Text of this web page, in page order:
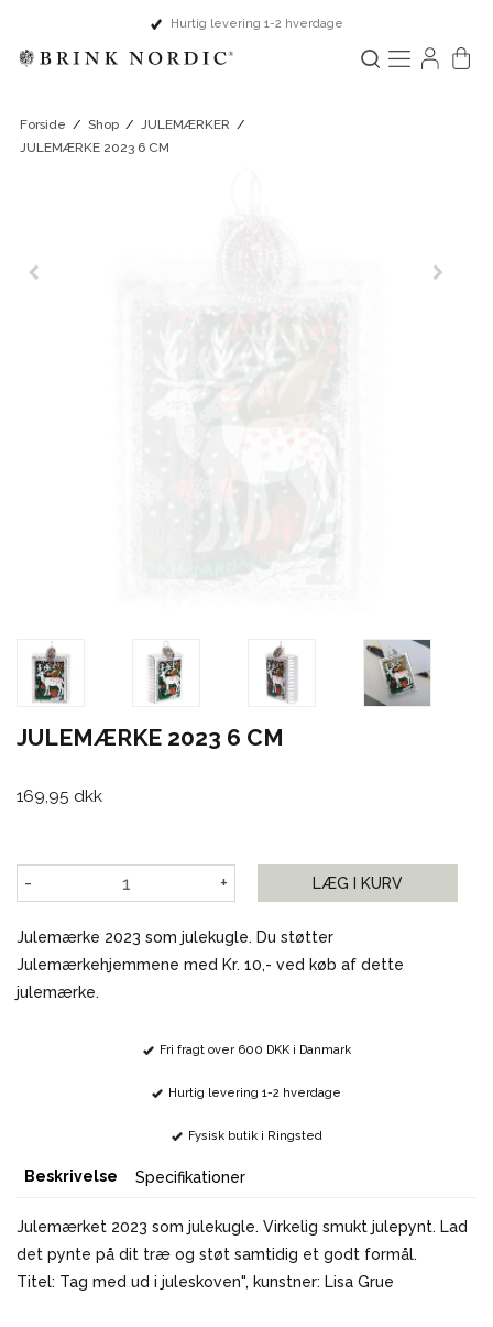
Hurtig levering 1-2 hverdage
Forside / Shop / JULEMÆRKER /
JULEMÆRKE 2023 6 CM
JULEMÆRKE 2023 6 CM
169,95 dkk
- + LÆG I KURV
Julemærke 2023 som julekugle. Du støtter
Julemærkehjemmene med Kr. 10,- ved køb af dette
julemærke.
Fri fragt over 600 DKK i Danmark
Hurtig levering 1-2 hverdage
Fysisk butik i Ringsted
Beskrivelse Specifikationer
Julemærket 2023 som julekugle. Virkelig smukt julepynt. Lad
det pynte på dit træ og støt samtidig et godt formål.
Titel: Tag med ud i juleskoven", kunstner: Lisa Grue